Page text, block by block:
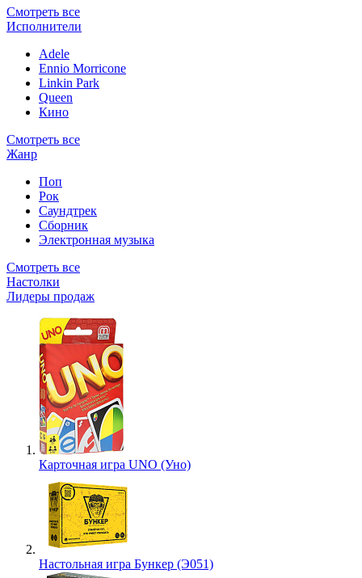
Смотреть все
Исполнители
Adele
Ennio Morricone
Linkin Park
Queen
Кино
Смотреть все
Жанр
Поп
Рок
Саундтрек
Сборник
Электронная музыка
Смотреть все
Настолки
Лидеры продаж
Карточная игра UNO (Уно)
Настольная игра Бункер (Э051)